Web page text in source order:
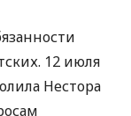
12 июля
Нестора